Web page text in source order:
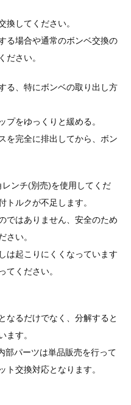
換してください。
る場合や通常のボンベ交換の
ださい。
る、特にボンベの取り出し方
プをゆっくりと緩める。
を完全に排出してから、ボン
ンチ(別売)を使用してくだ
トルクが不足します。
ではありません、安全のため
さい。
は起こりにくくなっています
てください。
なるだけでなく、分解すると
ます。
部パーツは単品販売を行って
ト交換対応となります。